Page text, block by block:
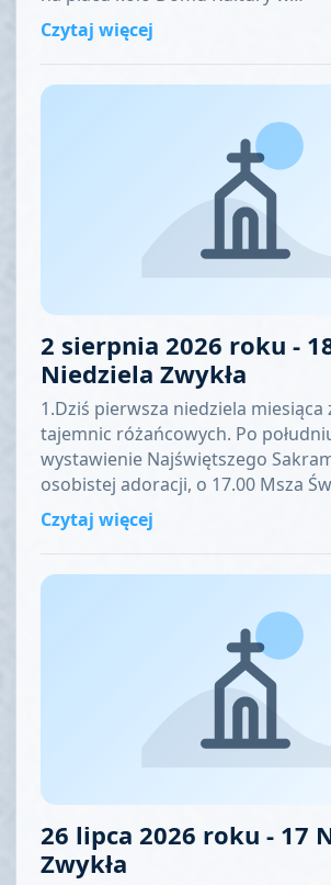
Czytaj więcej
2 sierpnia 2026 roku -
Niedziela Zwykła
1.Dziś pierwsza niedziela miesiąca
tajemnic różańcowych. Po
wystawienie Najświętszego
osobistej adoracji, o 17.00 Msza
Czytaj więcej
26 lipca 2026 roku - 17
Zwykła